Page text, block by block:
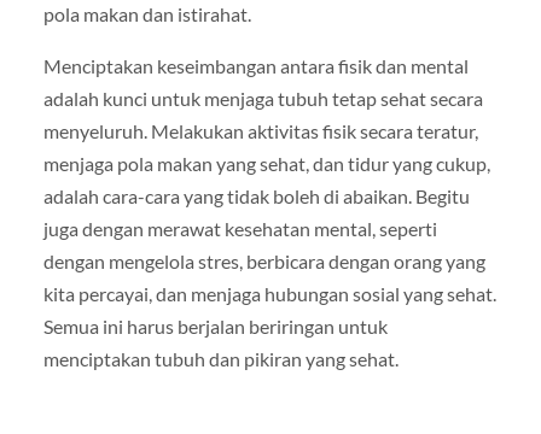
pola makan dan istirahat.
Menciptakan keseimbangan antara fisik dan mental
adalah kunci untuk menjaga tubuh tetap sehat secara
menyeluruh. Melakukan aktivitas fisik secara teratur,
menjaga pola makan yang sehat, dan tidur yang cukup,
adalah cara-cara yang tidak boleh di abaikan. Begitu
juga dengan merawat kesehatan mental, seperti
dengan mengelola stres, berbicara dengan orang yang
kita percayai, dan menjaga hubungan sosial yang sehat.
Semua ini harus berjalan beriringan untuk
menciptakan tubuh dan pikiran yang sehat.